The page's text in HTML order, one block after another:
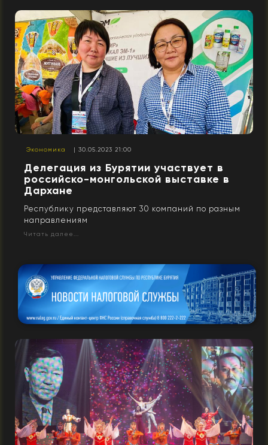
Экономика | 30.05.2023 21:00
Делегация из Бурятии участвует в
российско-монгольской выставке в
Дархане
Республику представляют 30 компаний по разным
направлениям
Читать далее...